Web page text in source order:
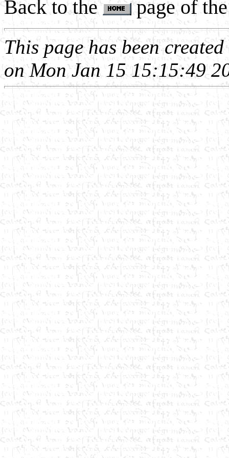
Back to the page of
This page has been
on Mon Jan 15 15:15:49